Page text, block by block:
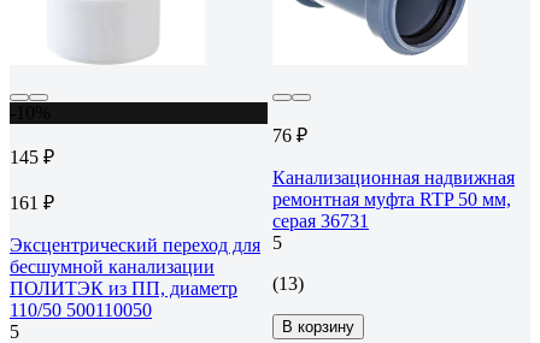
145 ₽
161 ₽
Эксцентрический переход для
бесшумной канализации
ПОЛИТЭК из ПП, диаметр
110/50 500110050
5
76 ₽
Канализационная надвижная
ремонтная муфта RTP 50 мм,
серая 36731
5
(13)
В корзину